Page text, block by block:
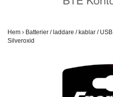
Hem › Batterier / laddare / kablar / USB
Silveroxid